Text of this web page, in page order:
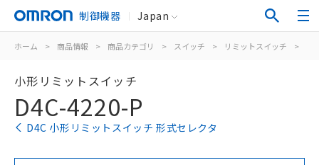
制御機器 Japan
ホーム > 商品情報 > 商品カテゴリ > スイッチ > リミットスイッチ >
小形リミットスイッチ
D4C-4220-P
D4C 小形リミットスイッチ 形式セレクタ